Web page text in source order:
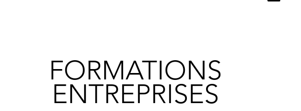
FORMATIONS
ENTREPRISES